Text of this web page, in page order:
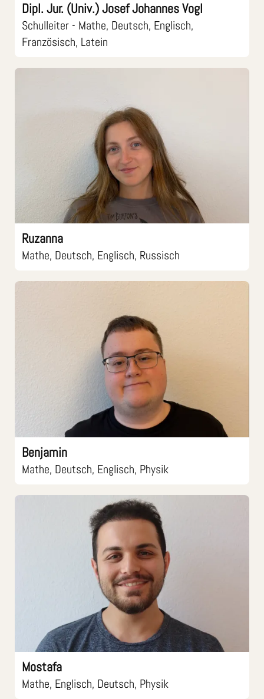
Dipl. Jur. (Univ.) Josef Johannes Vogl
Schulleiter - Mathe, Deutsch, Englisch,
Französisch, Latein
Ruzanna
Mathe, Deutsch, Englisch, Russisch
Benjamin
Mathe, Deutsch, Englisch, Physik
Mostafa
Mathe, Englisch, Deutsch, Physik